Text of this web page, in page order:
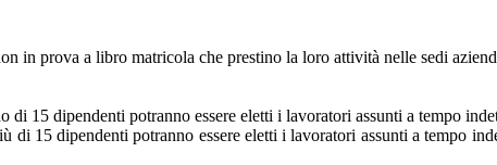
in prova a libro matricola che prestino la loro attività nelle sedi
di 15 dipendenti potranno essere eletti i lavoratori assunti a tempo
di 15 dipendenti potranno essere eletti i lavoratori assunti a tempo